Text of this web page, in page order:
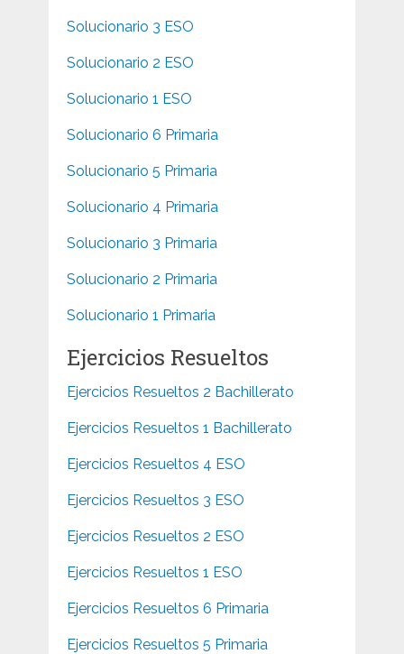
Solucionario 3 ESO
Solucionario 2 ESO
Solucionario 1 ESO
Solucionario 6 Primaria
Solucionario 5 Primaria
Solucionario 4 Primaria
Solucionario 3 Primaria
Solucionario 2 Primaria
Solucionario 1 Primaria
Ejercicios Resueltos
Ejercicios Resueltos 2 Bachillerato
Ejercicios Resueltos 1 Bachillerato
Ejercicios Resueltos 4 ESO
Ejercicios Resueltos 3 ESO
Ejercicios Resueltos 2 ESO
Ejercicios Resueltos 1 ESO
Ejercicios Resueltos 6 Primaria
Ejercicios Resueltos 5 Primaria